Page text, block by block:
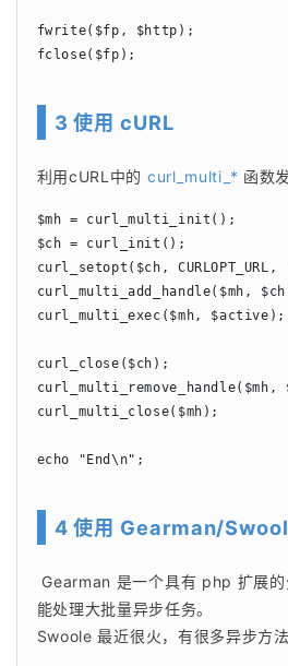
fwrite($fp, $http);
fclose($fp);
3 使用 cURL
利用cURL中的 curl_multi_* 函数
$mh = curl_multi_init();
$ch = curl_init();
curl_setopt($ch,
curl_multi_add_handle($mh,
curl_multi_exec($mh, $active);
curl_close($ch);
curl_multi_remove_handle($mh,
curl_multi_close($mh);
echo "End\n";
4 使用 Gearman/
Gearman 是一个具有 php 扩展的
能处理大批量异步任务。
Swoole 最近很火，有很多异步方法